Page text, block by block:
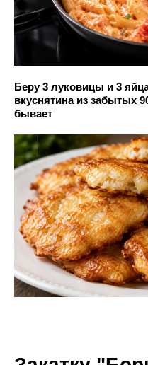
Беру 3 луковицы и 3
вкуснятина из забытых
бывает